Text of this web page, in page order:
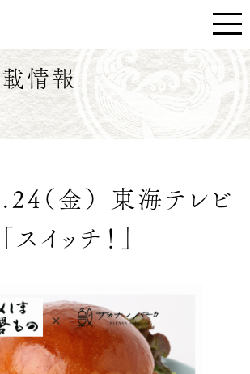
載情報
（金） 東海テレビ
「スイッチ！」